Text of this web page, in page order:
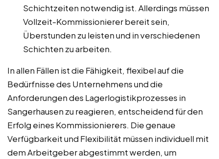
Schichtzeiten notwendig ist. Allerdings müssen
Vollzeit-Kommissionierer bereit sein,
Überstunden zu leisten und in verschiedenen
Schichten zu arbeiten.
In allen Fällen ist die Fähigkeit, flexibel auf die
Bedürfnisse des Unternehmens und die
Anforderungen des Lagerlogistikprozesses in
Sangerhausen zu reagieren, entscheidend für den
Erfolg eines Kommissionierers. Die genaue
Verfügbarkeit und Flexibilität müssen individuell mit
dem Arbeitgeber abgestimmt werden, um